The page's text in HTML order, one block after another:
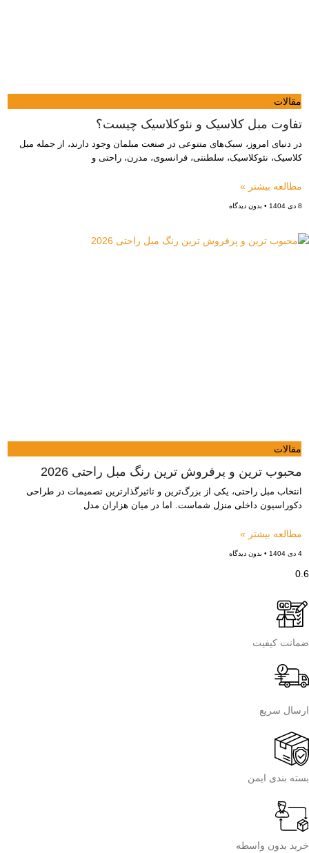
مقالات
تفاوت‌ مبل کلاسیک و نئوکلاسیک چیست؟
در دنیای امروز، سبک‌های متنوعی در صنعت مبلمان وجود دارند، از جمله مبل
کلاسیک، نئوکلاسیک، سلطنتی، فرانسوی، مدرن، راحتی و
مطالعه بیشتر »
8 دی 1404 بدون دیدگاه
مقالات
محبوب ترین و پرفروش ترین رنگ مبل راحتی 2026
انتخاب مبل راحتی، یکی از بزرگ‌ترین و تاثیرگذارترین تصمیمات در طراحی
دکوراسیون داخلی منزل شماست. اما در میان هزاران مدل
مطالعه بیشتر »
4 دی 1404 بدون دیدگاه
ضمانت کیفیت
ارسال سریع
بسته بندی ایمن
خرید بدون واسطه